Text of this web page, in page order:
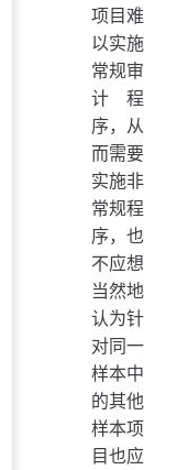
项目难
以实施
常规审
计程
序，从
而需要
实施非
常规程
序，也
不应想
当然地
认为针
对同一
样本中
的其他
样本项
目也应